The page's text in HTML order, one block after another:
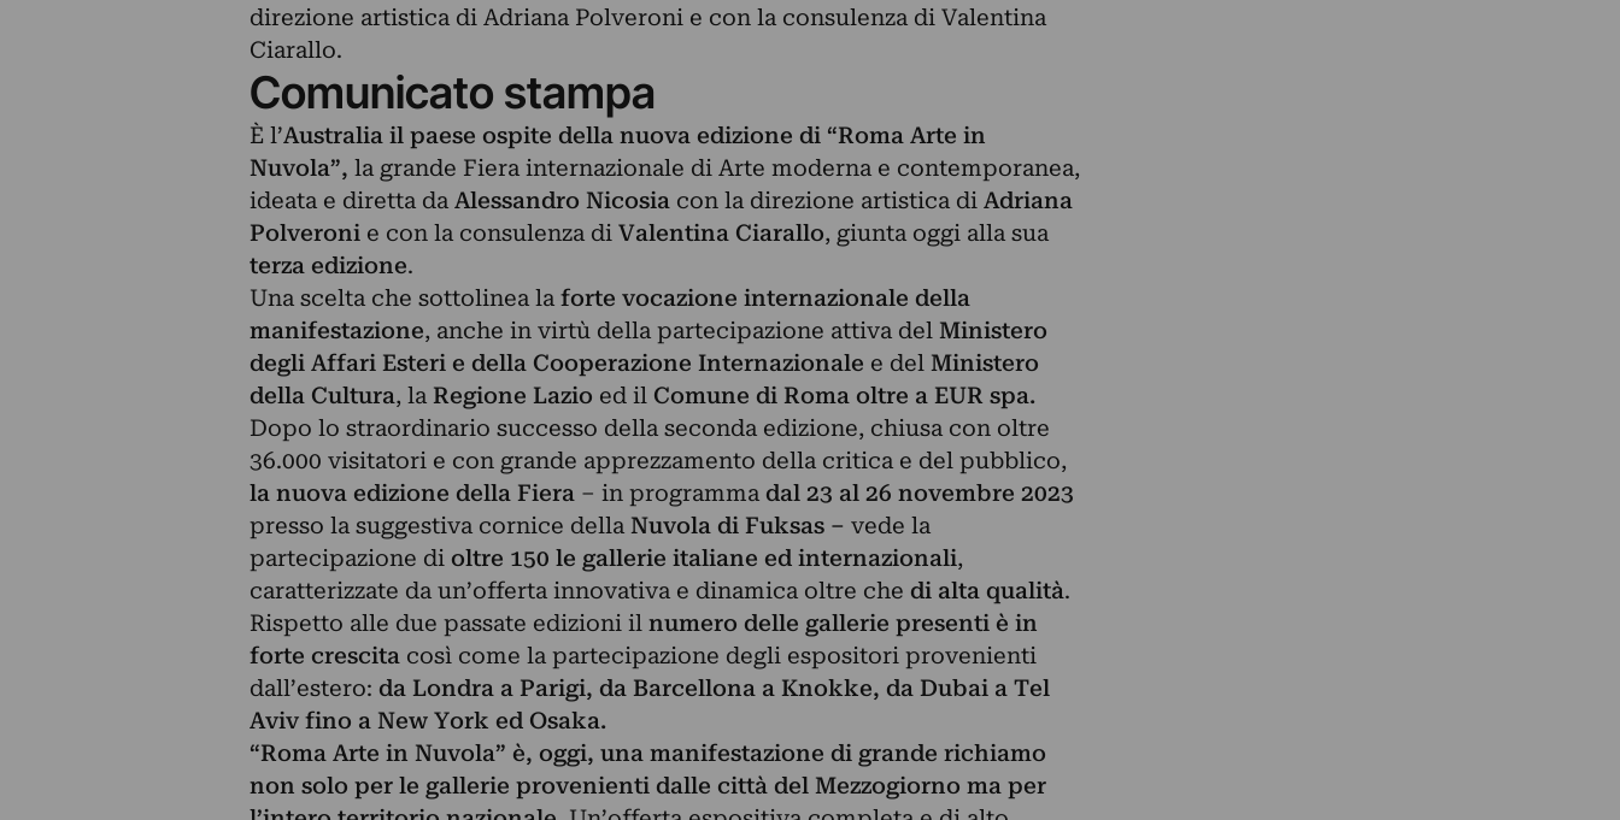
direzione artistica di Adriana Polveroni e con la consulenza di Valentina
Ciarallo.
Comunicato stampa
È l’Australia il paese ospite della nuova edizione di “Roma Arte in
Nuvola”, la grande Fiera internazionale di Arte moderna e contemporanea,
ideata e diretta da Alessandro Nicosia con la direzione artistica di Adriana
Polveroni e con la consulenza di Valentina Ciarallo, giunta oggi alla sua
terza edizione.
Una scelta che sottolinea la forte vocazione internazionale della
manifestazione, anche in virtù della partecipazione attiva del Ministero
degli Affari Esteri e della Cooperazione Internazionale e del Ministero
della Cultura, la Regione Lazio ed il Comune di Roma oltre a EUR spa.
Dopo lo straordinario successo della seconda edizione, chiusa con oltre
36.000 visitatori e con grande apprezzamento della critica e del pubblico,
la nuova edizione della Fiera – in programma dal 23 al 26 novembre 2023
presso la suggestiva cornice della Nuvola di Fuksas – vede la
partecipazione di oltre 150 le gallerie italiane ed internazionali,
caratterizzate da un’offerta innovativa e dinamica oltre che di alta qualità.
Rispetto alle due passate edizioni il numero delle gallerie presenti è in
forte crescita così come la partecipazione degli espositori provenienti
dall’estero: da Londra a Parigi, da Barcellona a Knokke, da Dubai a Tel
Aviv fino a New York ed Osaka.
“Roma Arte in Nuvola” è, oggi, una manifestazione di grande richiamo
non solo per le gallerie provenienti dalle città del Mezzogiorno ma per